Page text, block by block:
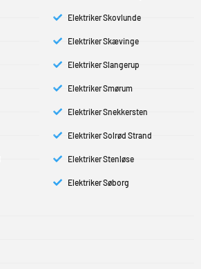
Elektriker Skovlunde
Elektriker Skævinge
Elektriker Slangerup
Elektriker Smørum
Elektriker Snekkersten
Elektriker Solrød Strand
Elektriker Stenløse
Elektriker Søborg